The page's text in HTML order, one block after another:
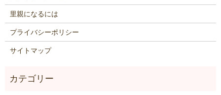
里親になるには
プライバシーポリシー
サイトマップ